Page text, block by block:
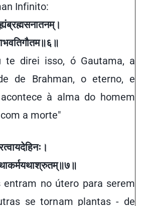
Infinito:
ब्रह्मसनातनम्।
भवतिगौतम॥६ ॥
te direi isso, ó Gautama, a
de Brahman, o eterno, e
à alma do homem
a morte"
देहिनः ।
यथाश्रुतम्॥७ ॥
entram no útero para serem
se tornam plantas - de